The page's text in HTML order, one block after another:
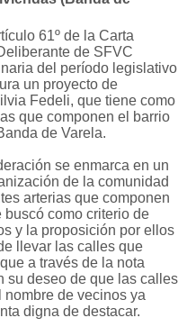
61º de la Carta
de SFVC
del período legislativo
un proyecto de
Fedeli, que tiene como
que componen el barrio
de Varela.
se enmarca en un
de la comunidad
arterias que componen
buscó como criterio de
y la proposición por ellos
llevar las calles que
a través de la nota
su deseo de que las calles
de vecinos ya
digna de destacar.